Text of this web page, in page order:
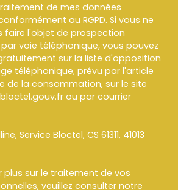
de mes données
au RGPD. Si vous ne
faire l'objet de prospection
voie téléphonique, vous pouvez
sur la liste d'opposition
téléphonique, prévu par l'article
de la consommation, sur le site
ou par courrier
Service Bloctel, CS 61311, 41013
plus sur le traitement de vos
veuillez consulter notre